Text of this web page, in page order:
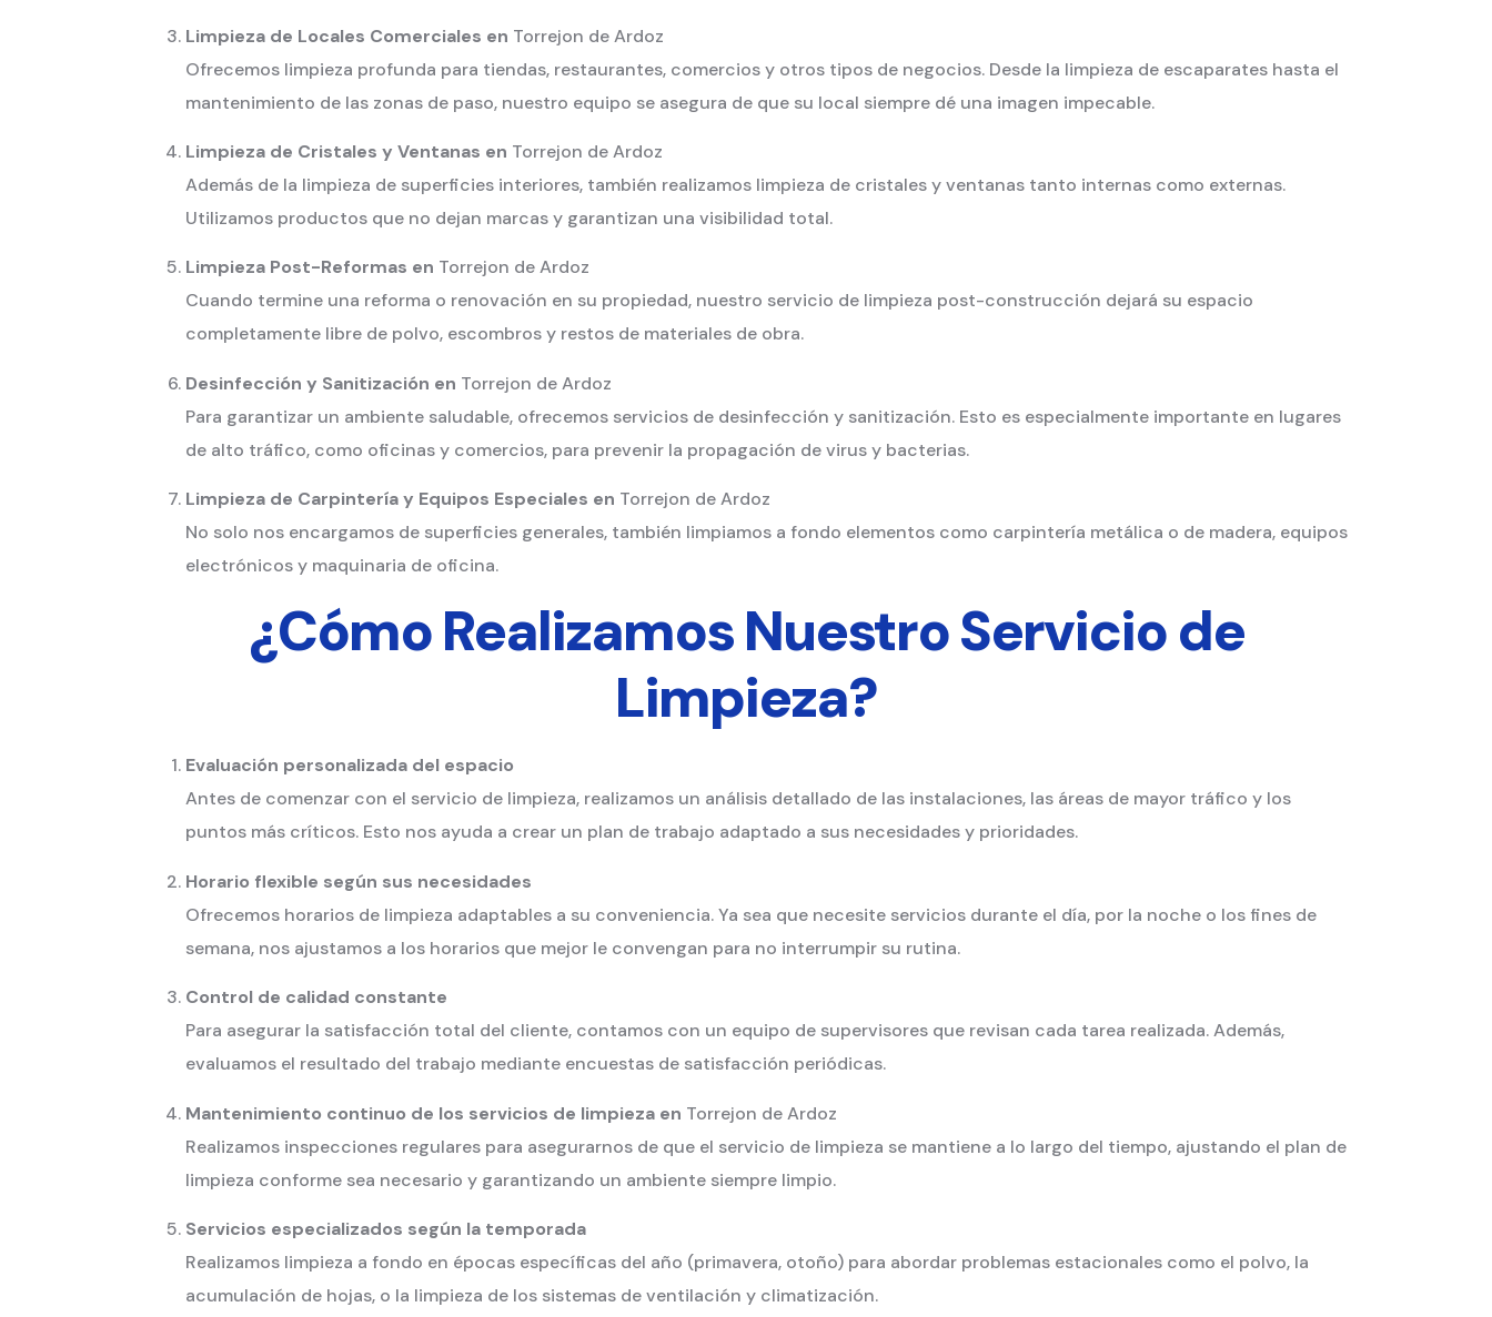
Limpieza de Locales Comerciales en Torrejon de Ardoz
Ofrecemos limpieza profunda para tiendas, restaurantes, comercios y otros tipos de negocios. Desde la limpieza de escaparates hasta el
mantenimiento de las zonas de paso, nuestro equipo se asegura de que su local siempre dé una imagen impecable.
Limpieza de Cristales y Ventanas en Torrejon de Ardoz
Además de la limpieza de superficies interiores, también realizamos limpieza de cristales y ventanas tanto internas como externas.
Utilizamos productos que no dejan marcas y garantizan una visibilidad total.
Limpieza Post-Reformas en Torrejon de Ardoz
Cuando termine una reforma o renovación en su propiedad, nuestro servicio de limpieza post-construcción dejará su espacio
completamente libre de polvo, escombros y restos de materiales de obra.
Desinfección y Sanitización en Torrejon de Ardoz
Para garantizar un ambiente saludable, ofrecemos servicios de desinfección y sanitización. Esto es especialmente importante en lugares
de alto tráfico, como oficinas y comercios, para prevenir la propagación de virus y bacterias.
Limpieza de Carpintería y Equipos Especiales en Torrejon de Ardoz
No solo nos encargamos de superficies generales, también limpiamos a fondo elementos como carpintería metálica o de madera, equipos
electrónicos y maquinaria de oficina.
¿Cómo Realizamos Nuestro Servicio de
Limpieza?
Evaluación personalizada del espacio
Antes de comenzar con el servicio de limpieza, realizamos un análisis detallado de las instalaciones, las áreas de mayor tráfico y los
puntos más críticos. Esto nos ayuda a crear un plan de trabajo adaptado a sus necesidades y prioridades.
Horario flexible según sus necesidades
Ofrecemos horarios de limpieza adaptables a su conveniencia. Ya sea que necesite servicios durante el día, por la noche o los fines de
semana, nos ajustamos a los horarios que mejor le convengan para no interrumpir su rutina.
Control de calidad constante
Para asegurar la satisfacción total del cliente, contamos con un equipo de supervisores que revisan cada tarea realizada. Además,
evaluamos el resultado del trabajo mediante encuestas de satisfacción periódicas.
Mantenimiento continuo de los servicios de limpieza en Torrejon de Ardoz
Realizamos inspecciones regulares para asegurarnos de que el servicio de limpieza se mantiene a lo largo del tiempo, ajustando el plan de
limpieza conforme sea necesario y garantizando un ambiente siempre limpio.
Servicios especializados según la temporada
Realizamos limpieza a fondo en épocas específicas del año (primavera, otoño) para abordar problemas estacionales como el polvo, la
acumulación de hojas, o la limpieza de los sistemas de ventilación y climatización.